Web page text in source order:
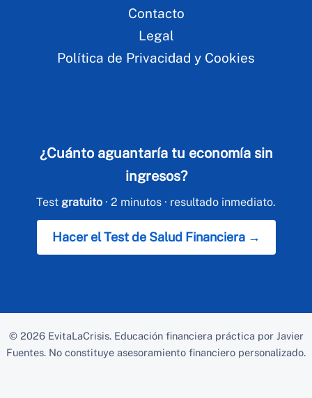
Contacto
Legal
Política de Privacidad y Cookies
¿Cuánto aguantaría tu economía sin
ingresos?
Test gratuito · 2 minutos · resultado inmediato.
Hacer el Test de Salud Financiera →
© 2026 EvitaLaCrisis. Educación financiera práctica por Javier
Fuentes. No constituye asesoramiento financiero personalizado.